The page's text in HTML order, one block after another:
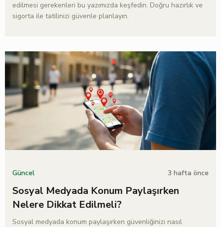
edilmesi gerekenleri bu yazımızda keşfedin. Doğru hazırlık ve
sigorta ile tatilinizi güvenle planlayın.
Güncel 3 hafta önce
Sosyal Medyada Konum Paylaşırken
Nelere Dikkat Edilmeli?
Sosyal medyada konum paylaşırken güvenliğinizi nasıl